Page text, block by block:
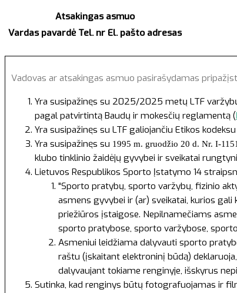
Atsakingas asmuo
Vardas pavardė Tel. nr El. pašto adresas
Vadovas ar atsakingas asmuo pasirašydamas
Yra susipažinęs su 2025/2025 metų LTF
pagal patvirtintą Baudų ir mokesčių reglamentą (
Yra susipažinęs su LTF galiojančiu Etikos
Yra susipažinęs su 1995 m. gruodžio 20 d. Nr. I-1151
klubo tinklinio žaidėjų gyvybei ir sveikatai
Lietuvos Respublikos Sporto Įstatymo 14
"Sporto pratybų, sporto varžybų, fizinio
asmens gyvybei ir (ar) sveikatai, kurios
priežiūros įstaigose. Nepilnamečiams
sporto pratybose, sporto varžybose,
Asmeniui leidžiama dalyvauti sporto
raštu (įskaitant elektroninį būdą)
dalyvaujant tokiame renginyje, išskyrus
Sutinka, kad renginys būtų fotografuojamas ir